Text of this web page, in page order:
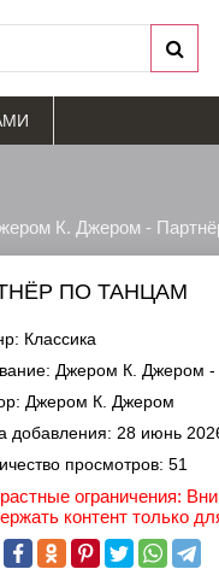
К. Джером -
ПО ТАНЦАМ
Классика
Джером К. Джером -
Джером К. Джером
добавления: 28 июнь
просмотров: 51
ограничения:
контент только